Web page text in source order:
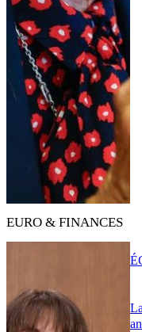
EURO & FINANCES